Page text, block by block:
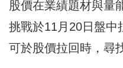
股價在業績題材與量
挑戰於11月20日盤中
可於股價拉回時，尋